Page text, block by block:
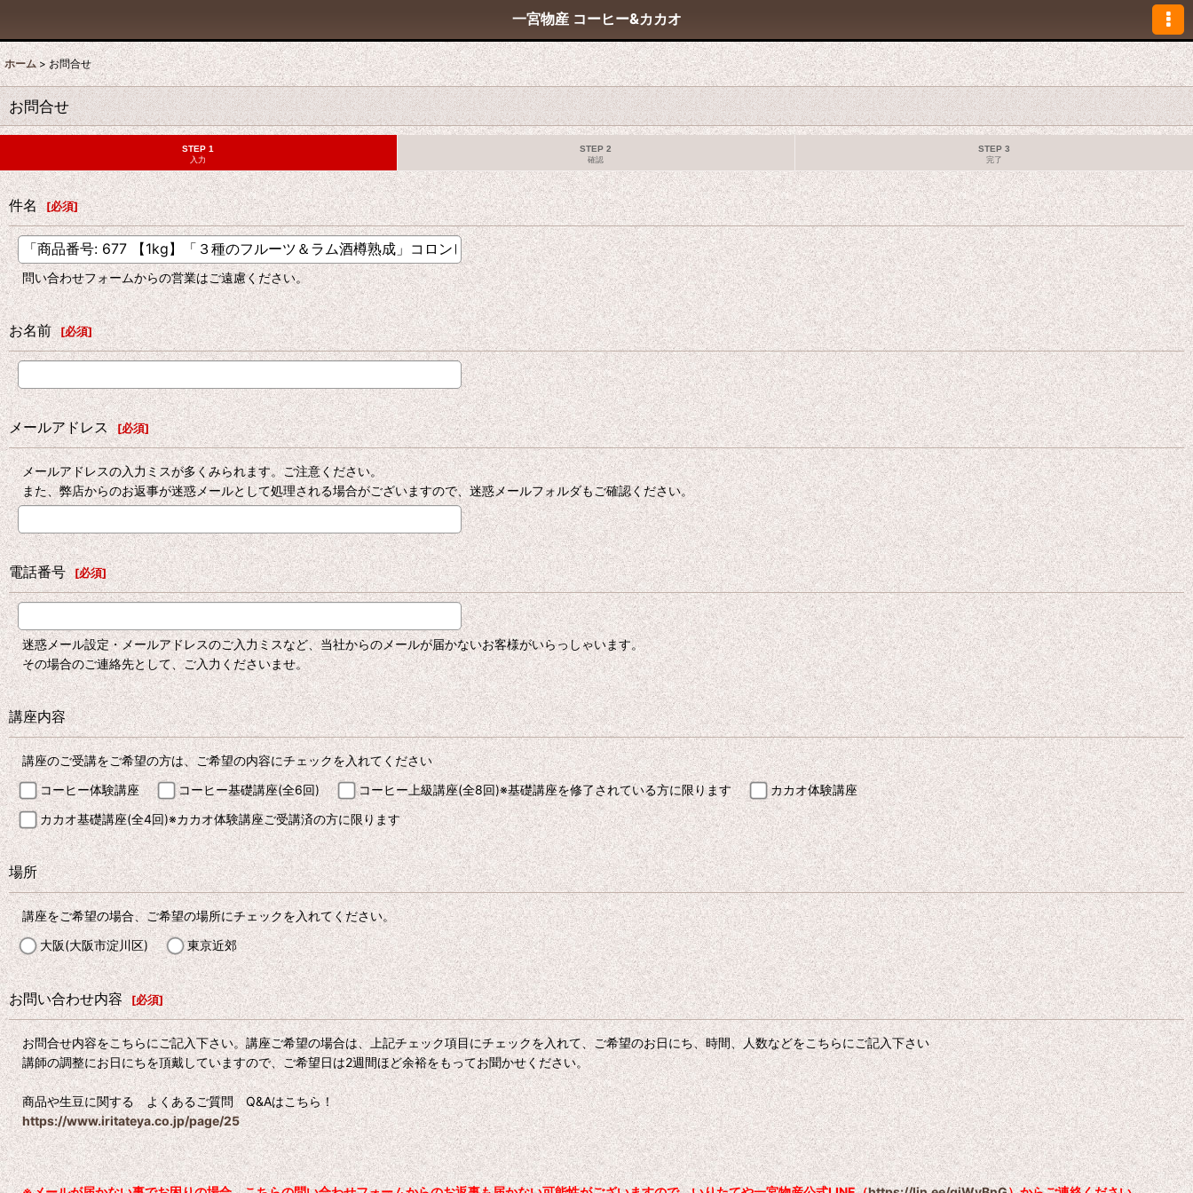
一宮物産 コーヒー&カカオ
ホーム > お問合せ
お問合せ
STEP 1
入力
STEP 2
確認
STEP 3
完了
件名 [必須]
問い合わせフォームからの営業はご遠慮ください。
お名前 [必須]
メールアドレス [必須]
メールアドレスの入力ミスが多くみられます。ご注意ください。
また、弊店からのお返事が迷惑メールとして処理される場合がございますので、迷惑メールフォルダもご確認ください。
電話番号 [必須]
迷惑メール設定・メールアドレスのご入力ミスなど、当社からのメールが届かないお客様がいらっしゃいます。
その場合のご連絡先として、ご入力くださいませ。
講座内容
講座のご受講をご希望の方は、ご希望の内容にチェックを入れてください
コーヒー体験講座
コーヒー基礎講座(全6回) コーヒー上級講座(全8回)※基礎講座を修了されている方に限ります
カカオ体験講座
カカオ基礎講座(全4回)※カカオ体験講座ご受講済の方に限ります
場所
講座をご希望の場合、ご希望の場所にチェックを入れてください。
大阪(大阪市淀川区)
東京近郊
お問い合わせ内容 [必須]
お問合せ内容をこちらにご記入下さい。講座ご希望の場合は、上記チェック項目にチェックを入れて、ご希望のお日にち、時間、人数などをこちらにご記入下さい
講師の調整にお日にちを頂戴していますので、ご希望日は2週間ほど余裕をもってお聞かせください。
商品や生豆に関する よくあるご質問 Q&Aはこちら！
https://www.iritateya.co.jp/page/25